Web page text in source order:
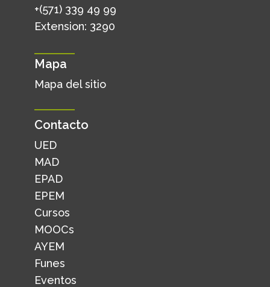
+(571) 339 49 99
Extension: 3290
Mapa
Mapa del sitio
Contacto
UED
MAD
EPAD
EPEM
Cursos
MOOCs
AYEM
Funes
Eventos